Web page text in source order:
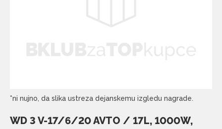
*ni nujno, da slika ustreza dejanskemu izgledu nagrade.
WD 3 V-17/6/20 AVTO / 17L, 1000W,